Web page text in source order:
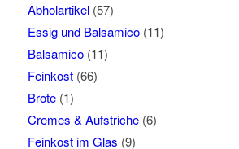
Abholartikel (57)
Essig und Balsamico (11)
Balsamico (11)
Feinkost (66)
Brote (1)
Cremes & Aufstriche (6)
Feinkost im Glas (9)